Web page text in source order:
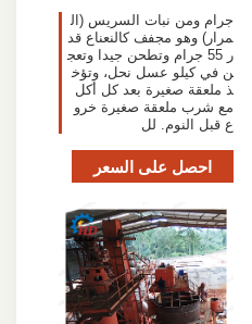
جرام ومن نبات السريس (ال
مرار) وهو مجفف كالنعناع قد
ر 55 جرام وتطحن جيدا وتعج
ن في كيلو عسل نحل، وتؤخ
ذ ملعقة صغيرة بعد كل أكل
مع شرب ملعقة صغيرة خرو
ع قبل النوم. لل
احصل على السعر